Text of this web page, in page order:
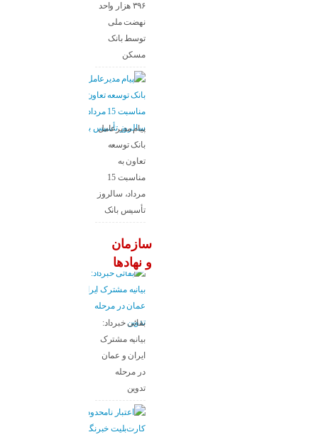
۳۹۶ هزار واحد
نهضت ملی
توسط بانک
مسکن
پیام مدیرعامل
بانک توسعه
تعاون به
مناسبت 15
مرداد، سالروز
تأسیس بانک
سازمان
و نهادها
بقائی خبرداد:
بیانیه مشترک
ایران و عمان
در مرحله
تدوین